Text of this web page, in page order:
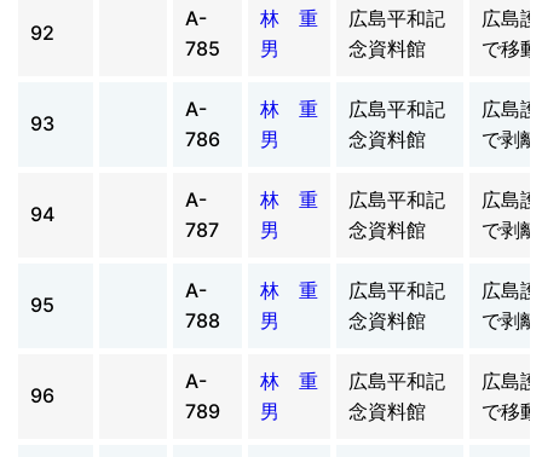
92
A-
785
林 重
男
広島平和記
念資料館
広島
で移
93
A-
786
林 重
男
広島平和記
念資料館
広島
で剥
94
A-
787
林 重
男
広島平和記
念資料館
広島
で剥
95
A-
788
林 重
男
広島平和記
念資料館
広島
で剥
96
A-
789
林 重
男
広島平和記
念資料館
広島
で移